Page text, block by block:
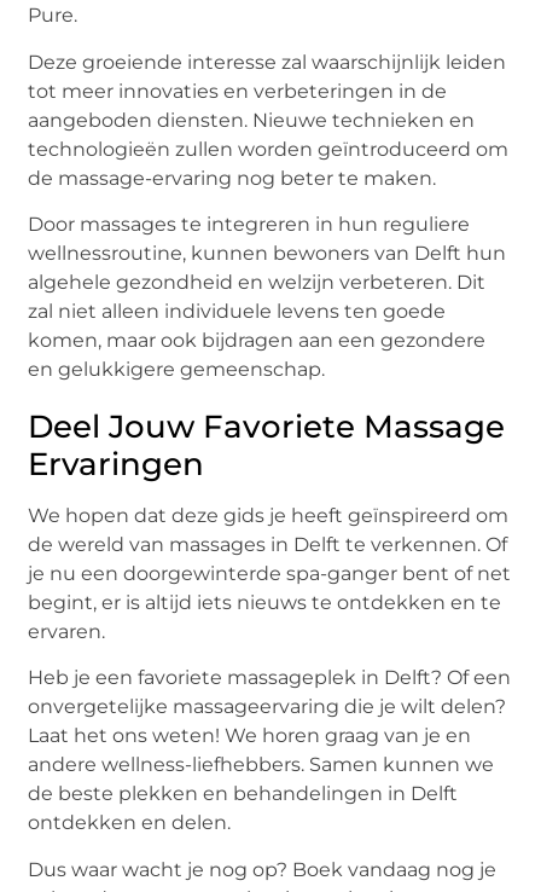
Pure.
Deze groeiende interesse zal waarschijnlijk leiden
tot meer innovaties en verbeteringen in de
aangeboden diensten. Nieuwe technieken en
technologieën zullen worden geïntroduceerd om
de massage-ervaring nog beter te maken.
Door massages te integreren in hun reguliere
wellnessroutine, kunnen bewoners van Delft hun
algehele gezondheid en welzijn verbeteren. Dit
zal niet alleen individuele levens ten goede
komen, maar ook bijdragen aan een gezondere
en gelukkigere gemeenschap.
Deel Jouw Favoriete Massage
Ervaringen
We hopen dat deze gids je heeft geïnspireerd om
de wereld van massages in Delft te verkennen. Of
je nu een doorgewinterde spa-ganger bent of net
begint, er is altijd iets nieuws te ontdekken en te
ervaren.
Heb je een favoriete massageplek in Delft? Of een
onvergetelijke massageervaring die je wilt delen?
Laat het ons weten! We horen graag van je en
andere wellness-liefhebbers. Samen kunnen we
de beste plekken en behandelingen in Delft
ontdekken en delen.
Dus waar wacht je nog op? Boek vandaag nog je